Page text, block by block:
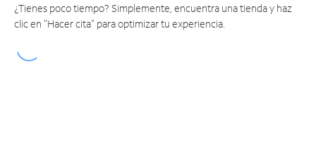
¿Tienes poco tiempo? Simplemente, encuentra una tienda y haz
clic en "Hacer cita" para optimizar tu experiencia.